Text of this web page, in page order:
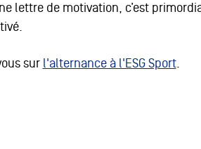
lettre de motivation, c’est
sur l'alternance à l'ESG Sport.